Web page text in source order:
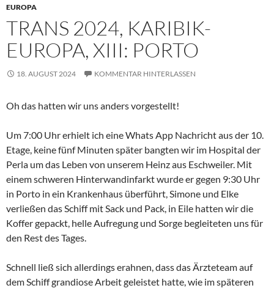
EUROPA
TRANS 2024, KARIBIK-
EUROPA, XIII: PORTO
18. AUGUST 2024 KOMMENTAR HINTERLASSEN
Oh das hatten wir uns anders vorgestellt!
Um 7:00 Uhr erhielt ich eine Whats App Nachricht aus der 10.
Etage, keine fünf Minuten später bangten wir im Hospital der
Perla um das Leben von unserem Heinz aus Eschweiler. Mit
einem schweren Hinterwandinfarkt wurde er gegen 9:30 Uhr
in Porto in ein Krankenhaus überführt, Simone und Elke
verließen das Schiff mit Sack und Pack, in Eile hatten wir die
Koffer gepackt, helle Aufregung und Sorge begleiteten uns für
den Rest des Tages.
Schnell ließ sich allerdings erahnen, dass das Ärzteteam auf
dem Schiff grandiose Arbeit geleistet hatte, wie im späteren